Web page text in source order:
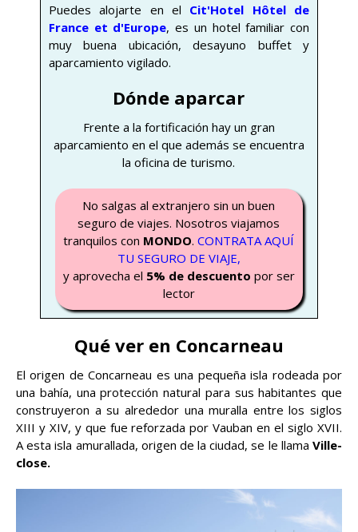
Puedes alojarte en el Cit'Hotel Hôtel de
France et d'Europe, es un hotel familiar con
muy buena ubicación, desayuno buffet y
aparcamiento vigilado.
Dónde aparcar
Frente a la fortificación hay un gran
aparcamiento en el que además se encuentra
la oficina de turismo.
No salgas al extranjero sin un buen
seguro de viajes. Nosotros viajamos
tranquilos con MONDO.CONTRATA AQUÍ
TU SEGURO DE VIAJE,
y aprovecha el 5% de descuento por ser
lector
Qué ver en Concarneau
El origen de Concarneau es una pequeña isla rodeada por
una bahía, una protección natural para sus habitantes que
construyeron a su alrededor una muralla entre los siglos
XIII y XIV, y que fue reforzada por Vauban en el siglo XVII.
A esta isla amurallada, origen de la ciudad, se le llama Ville-
close.